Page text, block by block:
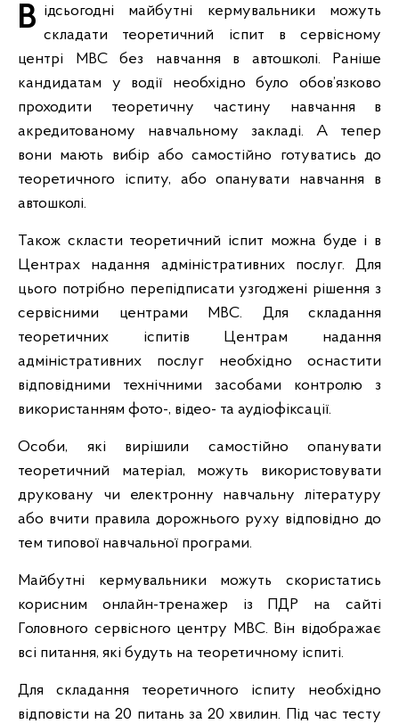
Відсьогодні майбутні кермувальники можуть складати теоретичний іспит в сервісному
центрі МВС без навчання в автошколі. Раніше
кандидатам у водії необхідно було обов’язково
проходити теоретичну частину навчання в
акредитованому навчальному закладі. А тепер
вони мають вибір або самостійно готуватись до
теоретичного іспиту, або опанувати навчання в
автошколі.
Також скласти теоретичний іспит можна буде і в
Центрах надання адміністративних послуг. Для
цього потрібно перепідписати узгоджені рішення з
сервісними центрами МВС. Для складання
теоретичних іспитів Центрам надання
адміністративних послуг необхідно оснастити
відповідними технічними засобами контролю з
використанням фото-, відео- та аудіофіксації.
Особи, які вирішили самостійно опанувати
теоретичний матеріал, можуть використовувати
друковану чи електронну навчальну літературу
або вчити правила дорожнього руху відповідно до
тем типової навчальної програми.
Майбутні кермувальники можуть скористатись
корисним онлайн-тренажер із ПДР на сайті
Головного сервісного центру МВС. Він відображає
всі питання, які будуть на теоретичному іспиті.
Для складання теоретичного іспиту необхідно
відповісти на 20 питань за 20 хвилин. Під час тесту